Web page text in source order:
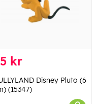
kr
Disney Pluto (6
(15347)